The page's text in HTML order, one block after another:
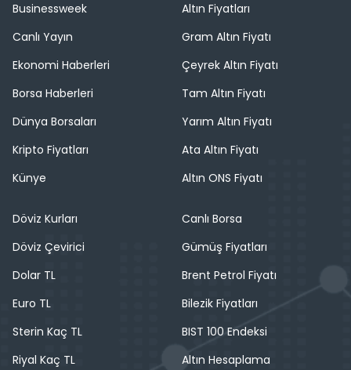
Businessweek
Canlı Yayın
Ekonomi Haberleri
Borsa Haberleri
Dünya Borsaları
Kripto Fiyatları
Künye
Altın Fiyatları
Gram Altın Fiyatı
Çeyrek Altın Fiyatı
Tam Altın Fiyatı
Yarım Altın Fiyatı
Ata Altın Fiyatı
Altın ONS Fiyatı
Döviz Kurları
Döviz Çevirici
Dolar TL
Euro TL
Sterin Kaç TL
Riyal Kaç TL
Canlı Borsa
Gümüş Fiyatları
Brent Petrol Fiyatı
Bilezik Fiyatları
BIST 100 Endeksi
Altın Hesaplama